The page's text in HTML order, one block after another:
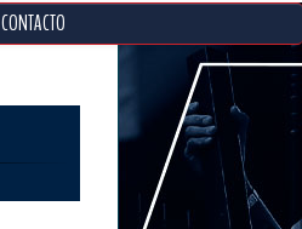
CONTACTO